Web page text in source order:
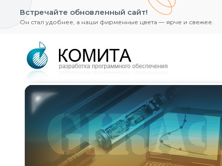
Встречайте обновленный сайт!
Он стал удобнее, а наши фирменные цвета — ярче и свежее.